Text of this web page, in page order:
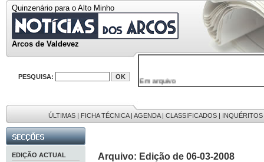
Quinzenário para o Alto Minho
Arcos de Valdevez
PESQUISA: Em arquivo
32646 notícias
9886 mensagens
201 registos
ÚLTIMAS | FICHA TÉCNICA| AGENDA| CLASSIFICADOS | INQUÉRITOS
EDIÇÃO ACTUAL
Arquivo: Edição de 06-03-2008